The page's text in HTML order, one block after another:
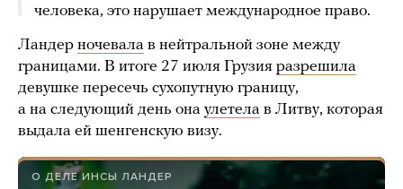
человека, это нарушает международное право.
Ландер ночевала в нейтральной зоне между
границами. В итоге 27 июля Грузия разрешила
девушке пересечь сухопутную границу,
а на следующий день она улетела в Литву, которая
выдала ей шенгенскую визу.
О ДЕЛЕ ИНСЫ ЛАНДЕР